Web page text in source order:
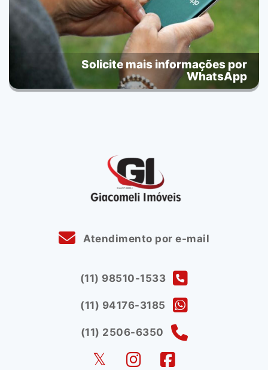
Solicite mais informações por
WhatsApp
Atendimento por e-mail
(11) 98510-1533
(11) 94176-3185
(11) 2506-6350